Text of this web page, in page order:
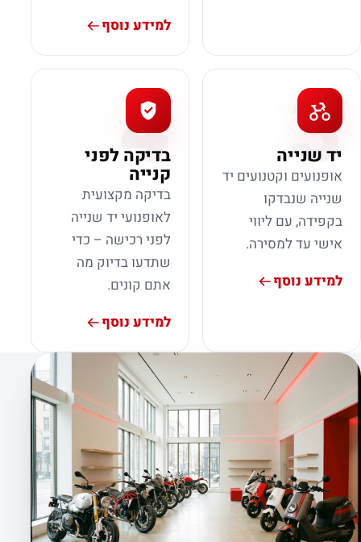
למידע נוסף
3
יד שנייה
אופנועים וקטנועים יד
שנייה שנבדקו
בקפידה, עם ליווי
אישי עד למסירה.
למידע נוסף
4
בדיקה לפני
קנייה
בדיקה מקצועית
לאופנועי יד שנייה
לפני רכישה – כדי
שתדעו בדיוק מה
אתם קונים.
למידע נוסף